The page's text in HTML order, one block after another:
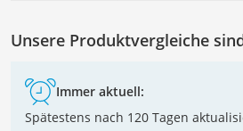
Unsere Produktvergleiche
Immer aktuell:
Spätestens nach 120 Tagen